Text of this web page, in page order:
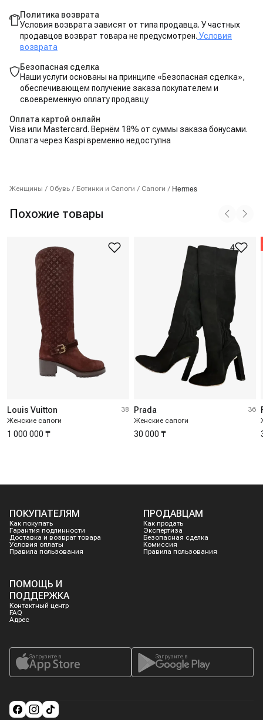
Политика возврата
Условия возврата зависят от типа продавца. У частных
продавцов возврат товара не предусмотрен. Условия
возврата
Безопасная сделка
Наши услуги основаны на принципе «Безопасная сделка»,
обеспечивающем получение заказа покупателем и
своевременную оплату продавцу
Оплата картой онлайн
Visa или Mastercard. Вернём 18% от суммы заказа бонусами.
Оплата через Kaspi временно недоступна
Женщины / Обувь / Ботинки и Сапоги / Сапоги / Hermes
Похожие товары
Louis Vuitton
Женские сапоги
38
1 000 000 ₸
4
Prada
Женские сапоги
36
30 000 ₸
ПОКУПАТЕЛЯМ
Как покупать
Гарантия подлинности
Доставка и возврат товара
Условия оплаты
Правила пользования
ПРОДАВЦАМ
Как продать
Экспертиза
Безопасная сделка
Комиссия
Правила пользования
ПОМОЩЬ И
ПОДДЕРЖКА
Контактный центр
FAQ
Адрес
Загрузите в Загрузите в